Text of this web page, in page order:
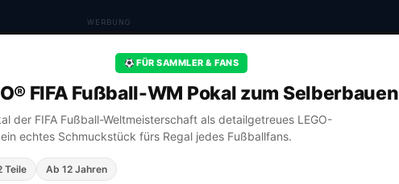
WERBUNG
FÜR SAMMLER & FANS
FIFA Fußball-WM Pokal zum Selberbauen
der FIFA Fußball-Weltmeisterschaft als detailgetreues LEGO-
echtes Schmuckstück fürs Regal jedes Fußballfans.
Teile Ab 12 Jahren